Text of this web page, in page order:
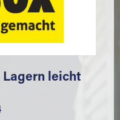
Lagern leicht